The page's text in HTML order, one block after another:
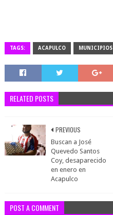
TAGS: ACAPULCO MUNICIPIOS
RELATED POSTS
PREVIOUS
Buscan a José
Quevedo Santos
Coy, desaparecido
en enero en
Acapulco
POST A COMMENT